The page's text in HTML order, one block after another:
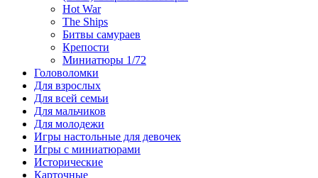
Hot War
The Ships
Битвы самураев
Крепости
Миниатюры 1/72
Головоломки
Для взрослых
Для всей семьи
Для мальчиков
Для молодежи
Игры настольные для девочек
Игры с миниатюрами
Исторические
Карточные